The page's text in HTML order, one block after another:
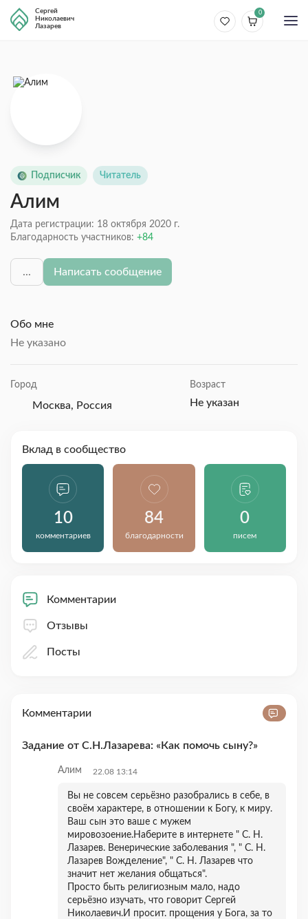
Сергей
Николаевич
Лазарев
0
Подписчик Читатель
Алим
Дата регистрации: 18 октября 2020 г.
Благодарность участников:
84
... Написать сообщение
Обо мне
Не указано
Город
Москва, Россия
Возраст
Не указан
Вклад в сообщество
10
комментариев
84
благодарности
0
писем
Комментарии
Отзывы
Посты
Комментарии
Задание от С.Н.Лазарева: «Как помочь сыну?»
Алим 22.08 13:14
Вы не совсем серьёзно разобрались в себе, в
своём характере, в отношении к Богу, к миру.
Ваш сын это ваше с мужем
мировозоение.Наберите в интернете " С. Н.
Лазарев. Венерические заболевания ", " С. Н.
Лазарев Вожделение", " С. Н. Лазарев что
значит нет желания общаться".
Просто быть религиозным мало, надо
серьёзно изучать, что говорит Сергей
Николаевич.И просит. прощения у Бога, за то